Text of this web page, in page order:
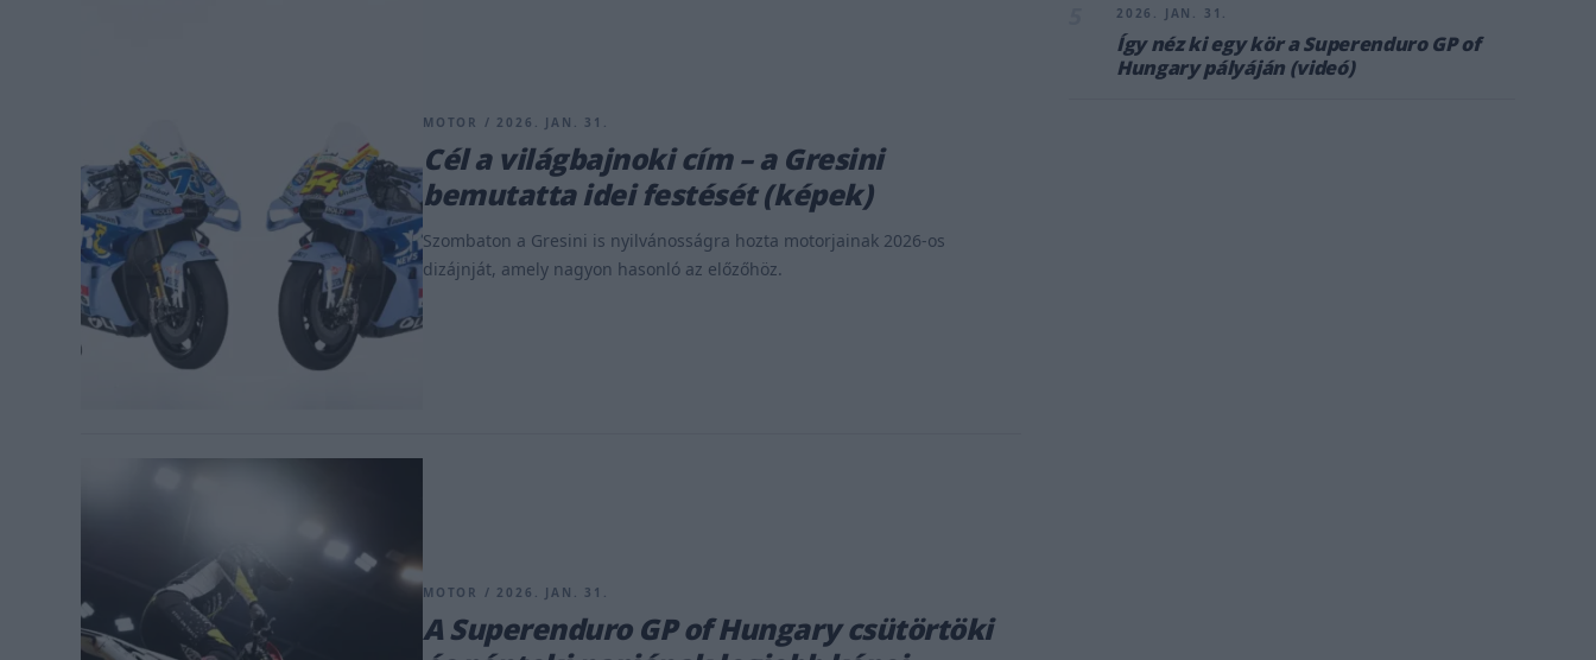
MOTOR / 2026. JAN. 31.
Cél a világbajnoki cím – a Gresini
bemutatta idei festését (képek)
Szombaton a Gresini is nyilvánosságra hozta motorjainak 2026-os
dizájnját, amely nagyon hasonló az előzőhöz.
MOTOR / 2026. JAN. 31.
A Superenduro GP of Hungary csütörtöki
2026. JAN. 31.
Így néz ki egy kör a Superenduro GP of
Hungary pályáján (videó)